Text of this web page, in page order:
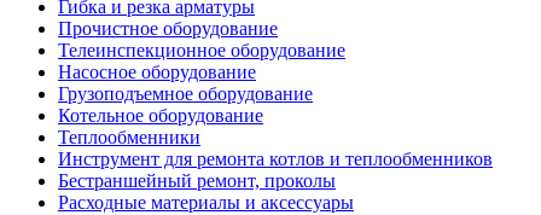
Гибка и резка арматуры
Прочистное оборудование
Телеинспекционное оборудование
Насосное оборудование
Грузоподъемное оборудование
Котельное оборудование
Теплообменники
Инструмент для ремонта котлов и теплообменников
Бестраншейный ремонт, проколы
Расходные материалы и аксессуары